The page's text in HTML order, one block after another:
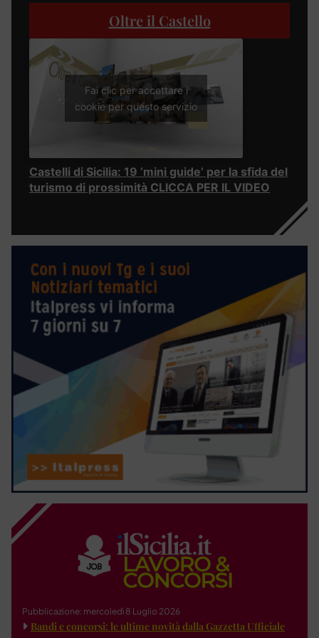
Oltre il Castello
Fai clic per accettare i
cookie per questo servizio
Castelli di Sicilia: 19 ‘mini guide’ per la sfida del
turismo di prossimità CLICCA PER IL VIDEO
Pubblicazione: mercoledì 8 Luglio 2026
Bandi e concorsi: le ultime novità dalla Gazzetta Ufficiale